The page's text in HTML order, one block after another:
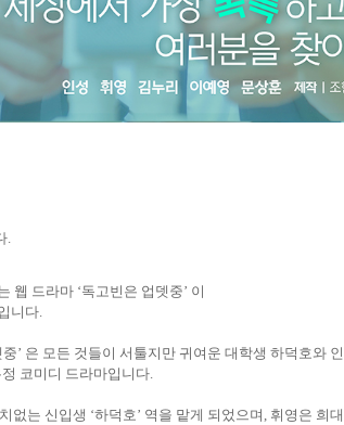
웹 드라마 ‘독고빈은 업뎃중’ 이
니다
중’ 은 모든 것들이 서툴지만 귀여운 대학생 하덕호와
코미디 드라마입니다
없는 신입생 ‘하덕호’ 역을 맡게 되었으며 휘영은 희